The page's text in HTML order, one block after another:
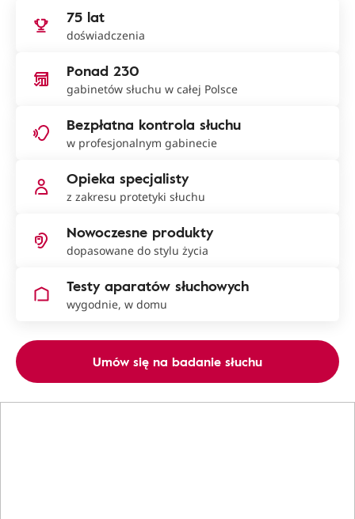
75 lat
doświadczenia
Ponad 230
gabinetów słuchu w całej Polsce
Bezpłatna kontrola słuchu
w profesjonalnym gabinecie
Opieka specjalisty
z zakresu protetyki słuchu
Nowoczesne produkty
dopasowane do stylu życia
Testy aparatów słuchowych
wygodnie, w domu
Umów się na badanie słuchu